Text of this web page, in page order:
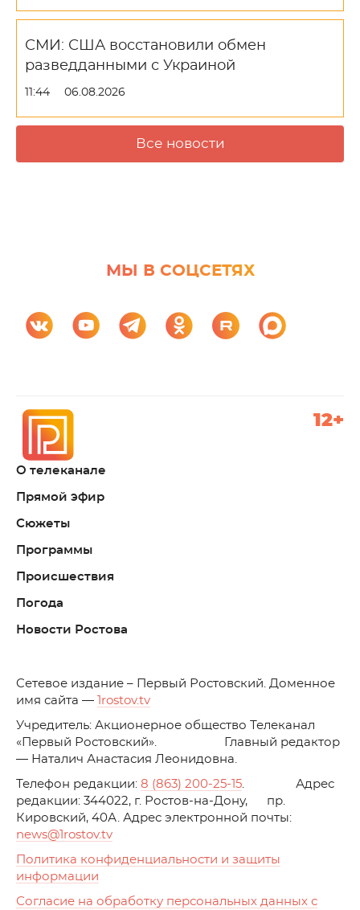
СМИ: США восстановили обмен
разведданными с Украиной
11:44 06.08.2026
Все новости
МЫ В СОЦСЕТЯХ
О телеканале
Прямой эфир
Сюжеты
Программы
Происшествия
Погода
Новости Ростова
12+
Cетевое издание – Первый Ростовский. Доменное
имя сайта —
1rostov.tv
Учредитель: Акционерное общество Телеканал
«Первый Ростовский». Главный редактор
— Наталич Анастасия Леонидовна.
Телефон редакции: 8 (863) 200-25-15 . Адрес
редакции: 344022, г. Ростов-на-Дону, пр.
Кировский, 40А. Адрес электронной почты:
news@1rostov.tv
Политика конфиденциальности и защиты
информации
Согласие на обработку персональных данных с